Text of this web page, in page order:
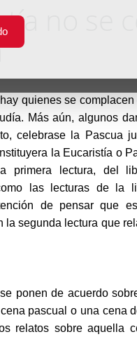
no se
quienes se
Más aún, algunos
celebrase la Pascua
la Eucaristía o
lectura, del
las lecturas de la
de pensar que
la segunda lectura que
ponen de acuerdo
pascual o una cena
relatos sobre aquella